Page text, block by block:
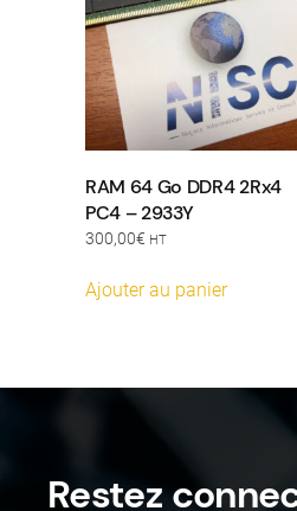
RAM 64 Go DDR4 2Rx4
PC4 – 2933Y
300,00€ HT
Ajouter au panier
Restez